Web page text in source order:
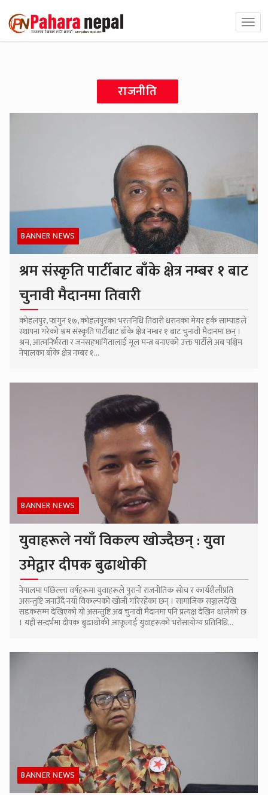
राजनीति
BANNER NEWS
श्रम संस्कृति पार्टीबाट बाँके क्षेत्र नम्बर १ बाट
चुनावी मैदानमा तिवारी
कोहलपुर, फागुन १७, कोहलपुरका भरतनिधि तिवारी धरानका मेयर हर्क साम्पाङले
स्थापना गरेको श्रम संस्कृति पार्टीबाट बाँके क्षेत्र नम्बर १ बाट चुनावी मैदानमा छन् ।
श्रम, आत्मनिर्भरता र जनसहभागितालाई मूल मन्त्र बनाएको उक्त पार्टीले अब पश्चिम
नेपालका बाँके क्षेत्र नम्बर १...
BANNER NEWS
युवाहरूले नयाँ विकल्प खोज्दैछन् : युवा
उमेद्वार दीपक बुढाथोकी
नेपालमा पछिल्ला वर्षहरूमा युवाहरूले पुरानो राजनीतिक सोच र कार्यशैलीप्रति
असन्तुष्टि जनाउँदै नयाँ विकल्पको खोजी गरिरहेका छन् । सामाजिक सञ्जालदेखि
सडकसम्म देखिएको यो असन्तुष्टि अब चुनावी मैदानमा पनि प्रत्यक्ष देखिन थालेको छ
। यही सन्दर्भमा दीपक बुढाथोकी आफूलाई युवाहरूको भरोसायोग्य प्रतिनिधि...
BANNER NEWS